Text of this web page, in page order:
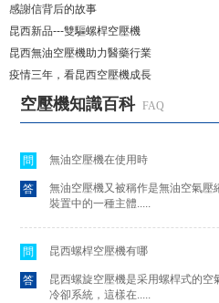
感謝信背后的故事
昆西新品---雙驅螺桿空壓機
昆西無油空壓機助力醫藥行業
疫情三年，看昆西空壓機成長
空壓機知識百科 FAQ
問 無油空壓機在使用時
答
無油空壓機又被稱作是無油空氣
裝置中的一種主體.....
問 昆西螺桿空壓機有哪
答
昆西螺旋空壓機是采用螺桿式的
冷卻系統，這樣在.....